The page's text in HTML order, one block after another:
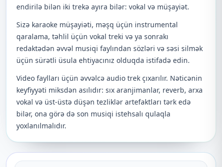
endirilə bilən iki trekə ayıra bilər: vokal və müşayiət.
Sizə karaoke müşayiəti, məşq üçün instrumental
qaralama, təhlil üçün vokal treki və ya sonrakı
redaktədən əvvəl musiqi faylından sözləri və səsi silmək
üçün sürətli üsula ehtiyacınız olduqda istifadə edin.
Video faylları üçün əvvəlcə audio trek çıxarılır. Nəticənin
keyfiyyəti miksdən asılıdır: sıx aranjimanlar, reverb, arxa
vokal və üst-üstə düşən tezliklər artefaktları tərk edə
bilər, ona görə də son musiqi istehsalı qulaqla
yoxlanılmalıdır.